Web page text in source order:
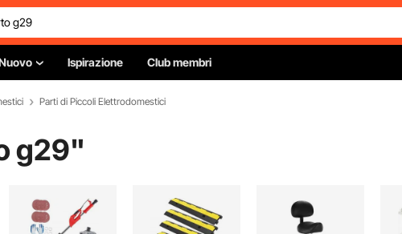
Ispirazione Club membri
Parti di Piccoli Elettrodomestici
g29"